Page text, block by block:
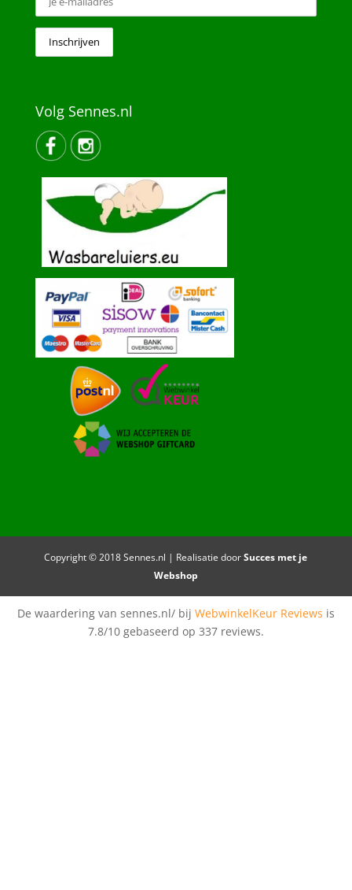
Volg Sennes.nl
Copyright © 2018 Sennes.nl | Realisatie doorSucces met je
Webshop
De waardering van sennes.nl/ bij WebwinkelKeur Reviews is
7.8/10 gebaseerd op 337 reviews.